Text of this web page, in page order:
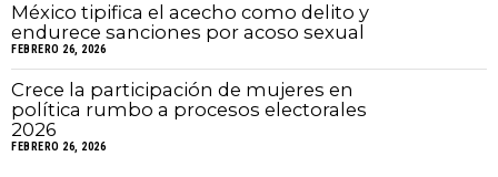
México tipifica el acecho como delito y
endurece sanciones por acoso sexual
FEBRERO 26, 2026
Crece la participación de mujeres en
política rumbo a procesos electorales
2026
FEBRERO 26, 2026